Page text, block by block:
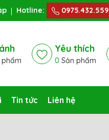
Hotline: 0975.432.559
phẩm
Yêu thích
0 Sản phẩm
Tin tức Liên hệ